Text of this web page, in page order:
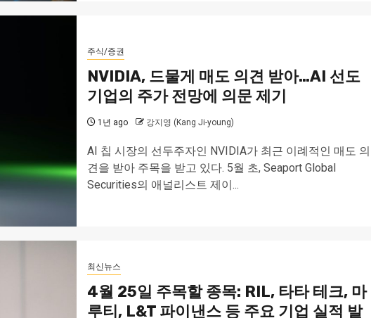
주식/증권
NVIDIA, 드물게 매도 의견 받아…AI 선도
기업의 주가 전망에 의문 제기
1년 ago 강지영 (Kang Ji-young)
AI 칩 시장의 선두주자인 NVIDIA가 최근 이례적인 매도 의
견을 받아 주목을 받고 있다. 5월 초, Seaport Global
Securities의 애널리스트 제이...
최신뉴스
4월 25일 주목할 종목: RIL, 타타 테크, 마
루티, L&T 파이낸스 등 주요 기업 실적 발